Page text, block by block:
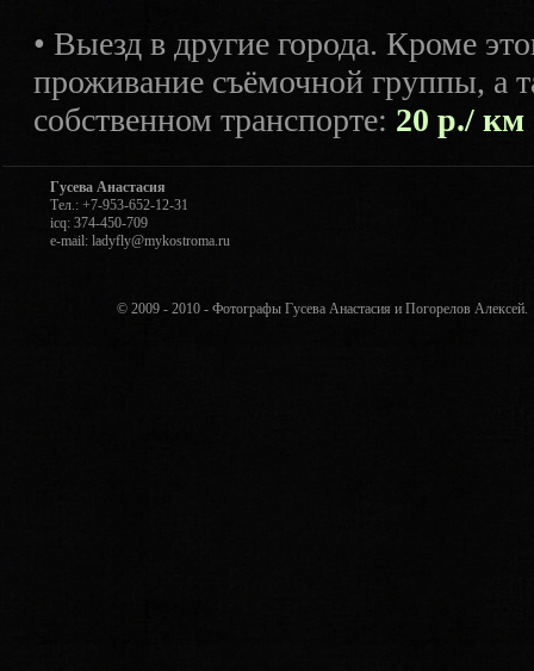
• Выезд в другие города. Кроме
проживание съёмочной группы, а
собственном транспорте: 20 р./ км
Гусева Анастасия
Тел.: +7-953-652-12-31
icq: 374-450-709
e-mail: ladyfly@mykostroma.ru
© 2009 - 2010 - Фотографы Гусева Анастасия и Погорелов